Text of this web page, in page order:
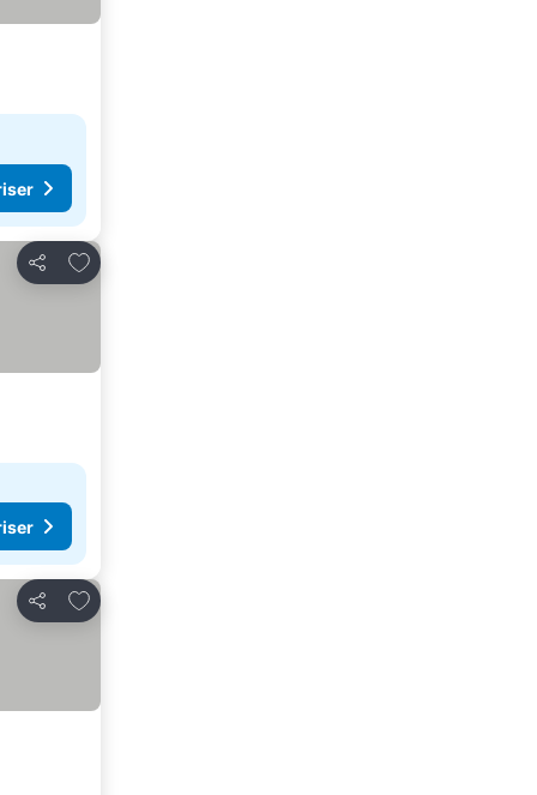
Dela
Lägg till i Mina Favoriter
Dela
Lägg till i Mina Favoriter